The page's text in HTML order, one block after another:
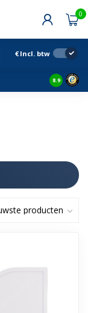
0
€ Incl. btw
8.9